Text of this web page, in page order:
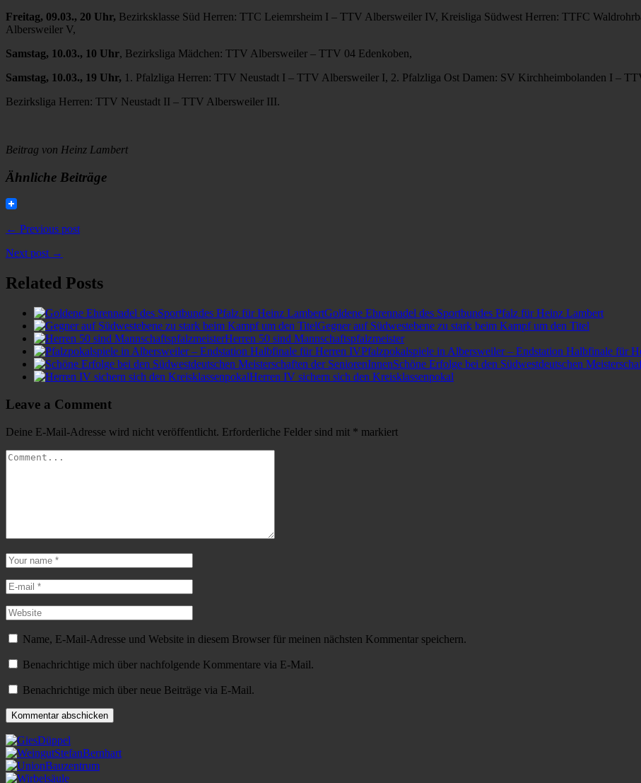
Freitag, 09.03., 20 Uhr, Bezirksklasse Süd Herren: TTC Leiemrsheim I – TTV Albersweiler IV, Kreisliga Südwest Herren: TTFC
Albersweiler V,
Samstag, 10.03., 10 Uhr, Bezirksliga Mädchen: TTV Albersweiler – TTV 04 Edenkoben,
Samstag, 10.03., 19 Uhr, 1. Pfalzliga Herren: TTV Neustadt I – TTV Albersweiler I, 2. Pfalzliga Ost Damen: SV Kirchheimbolanden I –
Bezirksliga Herren: TTV Neustadt II – TTV Albersweiler III.
Beitrag von Heinz Lambert
Ähnliche Beiträge
← Previous post
Next post →
Related Posts
Goldene Ehrennadel des Sportbundes Pfalz für Heinz Lambert
Gegner auf Südwestebene zu stark beim Kampf um den Titel
Herren 50 sind Mannschaftspfalzmeister
Pfalzpokalspiele in Albersweiler – Endstation Halbfinale für
Schöne Erfolge bei den Südwestdeutschen
Herren IV sichern sich den Kreisklassenpokal
Leave a Comment
Deine E-Mail-Adresse wird nicht veröffentlicht. Erforderliche Felder sind mit * markiert
Name, E-Mail-Adresse und Website in diesem Browser für meinen nächsten Kommentar speichern.
Benachrichtige mich über nachfolgende Kommentare via E-Mail.
Benachrichtige mich über neue Beiträge via E-Mail.